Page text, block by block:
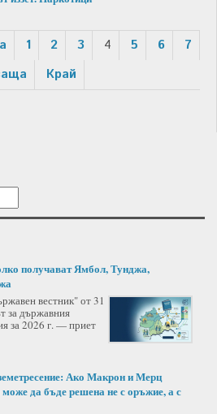
1 2 3 4 5 6
7
Край
получават Ямбол, Тунджа,
вестник" от 31
за държавния
за 2026 г. — приет
Ако Макрон и Мерц
да бъде решена не с оръжие, а с